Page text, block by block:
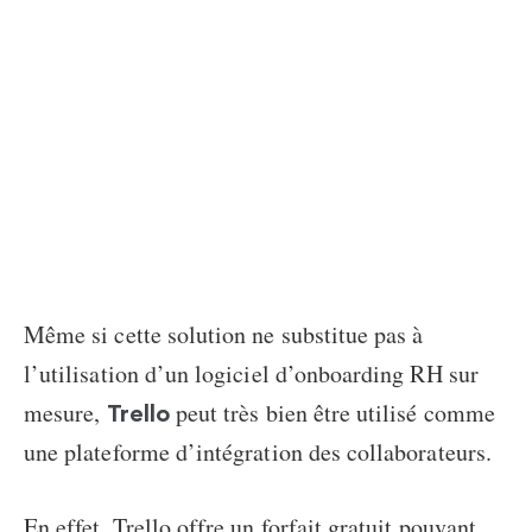
Même si cette solution ne substitue pas à
l’utilisation d’unlogiciel d’onboarding RH sur
mesure, Trello peut très bien être utilisé comme
uneplateforme d’intégration des collaborateurs.